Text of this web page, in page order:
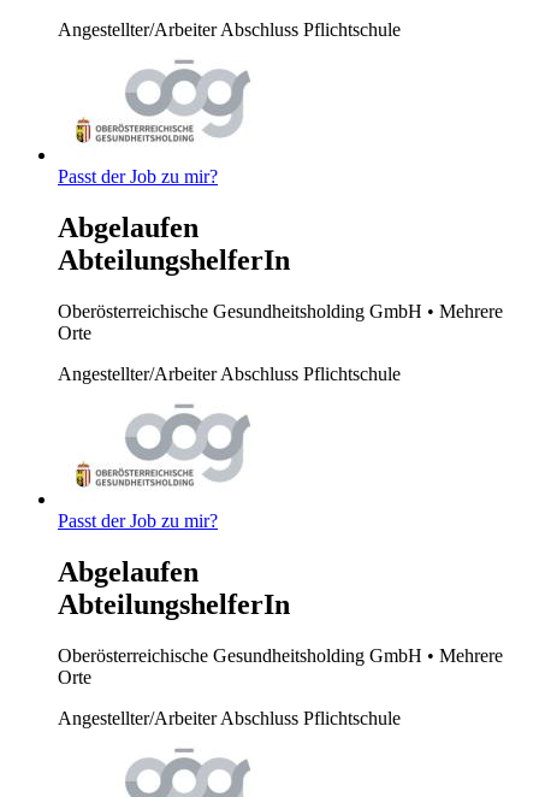
Angestellter/ArbeiterAbschluss Pflichtschule
Passt der Job zu mir?
Abgelaufen
AbteilungshelferIn
Oberösterreichische Gesundheitsholding GmbH • Mehrere
Orte
Angestellter/ArbeiterAbschluss Pflichtschule
Passt der Job zu mir?
Abgelaufen
AbteilungshelferIn
Oberösterreichische Gesundheitsholding GmbH • Mehrere
Orte
Angestellter/ArbeiterAbschluss Pflichtschule